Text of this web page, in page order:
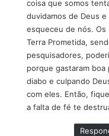
coisa que somos
duvidamos de Deus
esqueceu de nós. Os
Terra Prometida,
pesquisadores,
porque gastaram
diabo e culpando
com eles. Então,
a falta de fé te